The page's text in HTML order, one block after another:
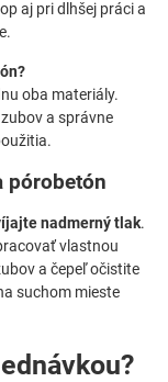
aj pri dlhšej práci a
oba materiály.
a správne
pórobetón
nadmerný tlak.
vlastnou
a čepeľ očistite
suchom mieste